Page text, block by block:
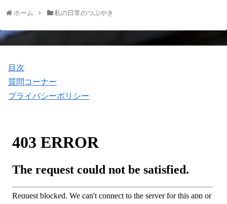
ホーム 私の日常のつぶやき
目次
質問コーナー
プライバシーポリシー